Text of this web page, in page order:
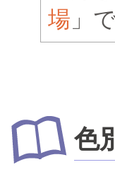
場 」
色